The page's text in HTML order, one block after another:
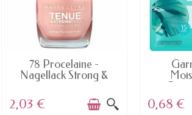
AVAILABLE
78 Procelaine -
Nagellack Strong &
2,03 € 0,68 €